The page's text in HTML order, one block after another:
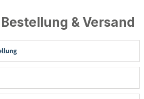
& Versand